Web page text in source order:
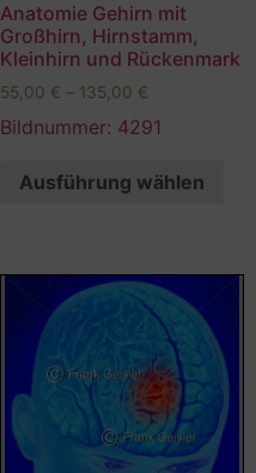
Anatomie Gehirn mit
Großhirn, Hirnstamm,
Kleinhirn und Rückenmark
55,00 € – 135,00 €
Bildnummer: 4291
Ausführung wählen